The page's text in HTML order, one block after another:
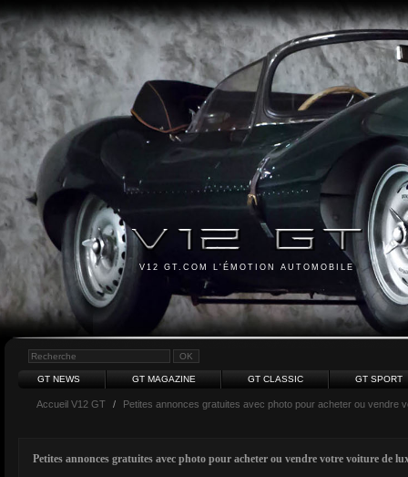
V12 GT.COM L'ÉMOTION AUTOMOBILE
GT NEWS GT MAGAZINE GT CLASSIC GT SPORT
Accueil V12 GT / Petites annonces gratuites avec photo pour acheter ou vendre
Petites annonces gratuites avec photo pour acheter ou vendre votre voiture de